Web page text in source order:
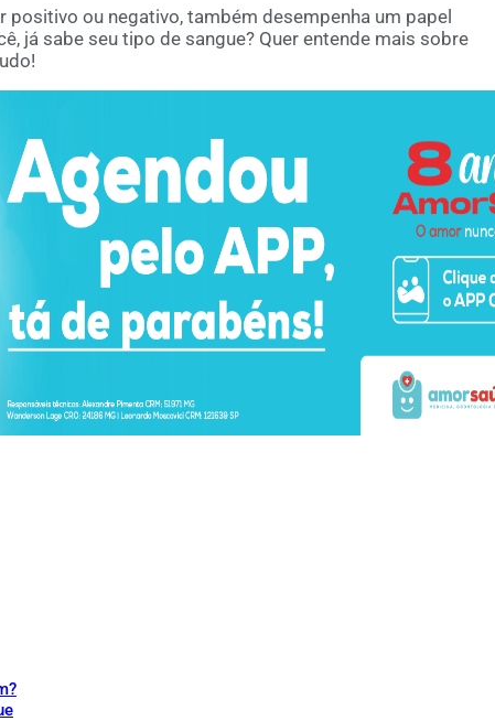
positivo ou negativo, também desempenha um papel
já sabe seu tipo de sangue? Quer entende mais sobre